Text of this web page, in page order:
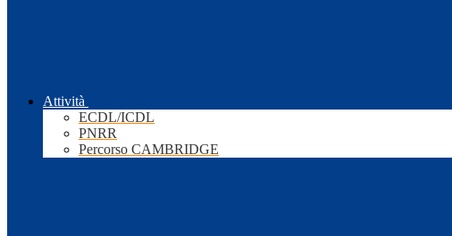
Attività
ECDL/ICDL
PNRR
Percorso CAMBRIDGE